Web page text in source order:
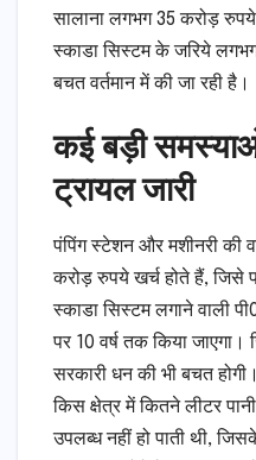
सालाना लगभग 35 करोड़
स्काडा सिस्टम के जरिये
बचत वर्तमान में की जा रही है।
कई बड़ी समस्याओं
ट्रायल जारी
पंपिंग स्टेशन और मशीनरी की
करोड़ रुपये खर्च होते हैं, जिसे
स्काडा सिस्टम लगाने वाली
पर 10 वर्ष तक किया
सरकारी धन की भी बचत
किस क्षेत्र में कितने लीटर
उपलब्ध नहीं हो पाती थी,